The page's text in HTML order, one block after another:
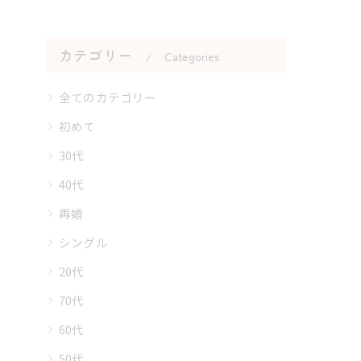
カテゴリー Categories
全てのカテゴリー
初めて
30代
40代
再婚
シングル
20代
70代
60代